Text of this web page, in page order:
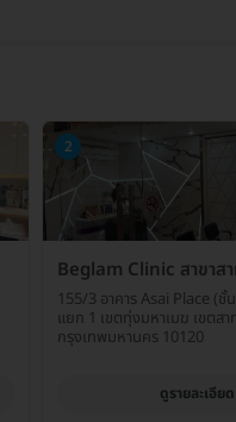
2
Beglam Clinic สาขาส
155/3 อาคาร Asai Place (ชั้
แยก 1 เขตทุ่งมหาเมฆ เขตสา
กรุงเทพมหานคร 10120
ดูรายละเอียด